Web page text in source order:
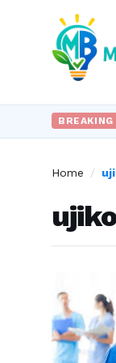
BREAKING
Home /